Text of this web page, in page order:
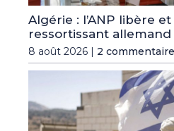
Algérie : l’ANP libère
ressortissant
8 août 2026 | 2